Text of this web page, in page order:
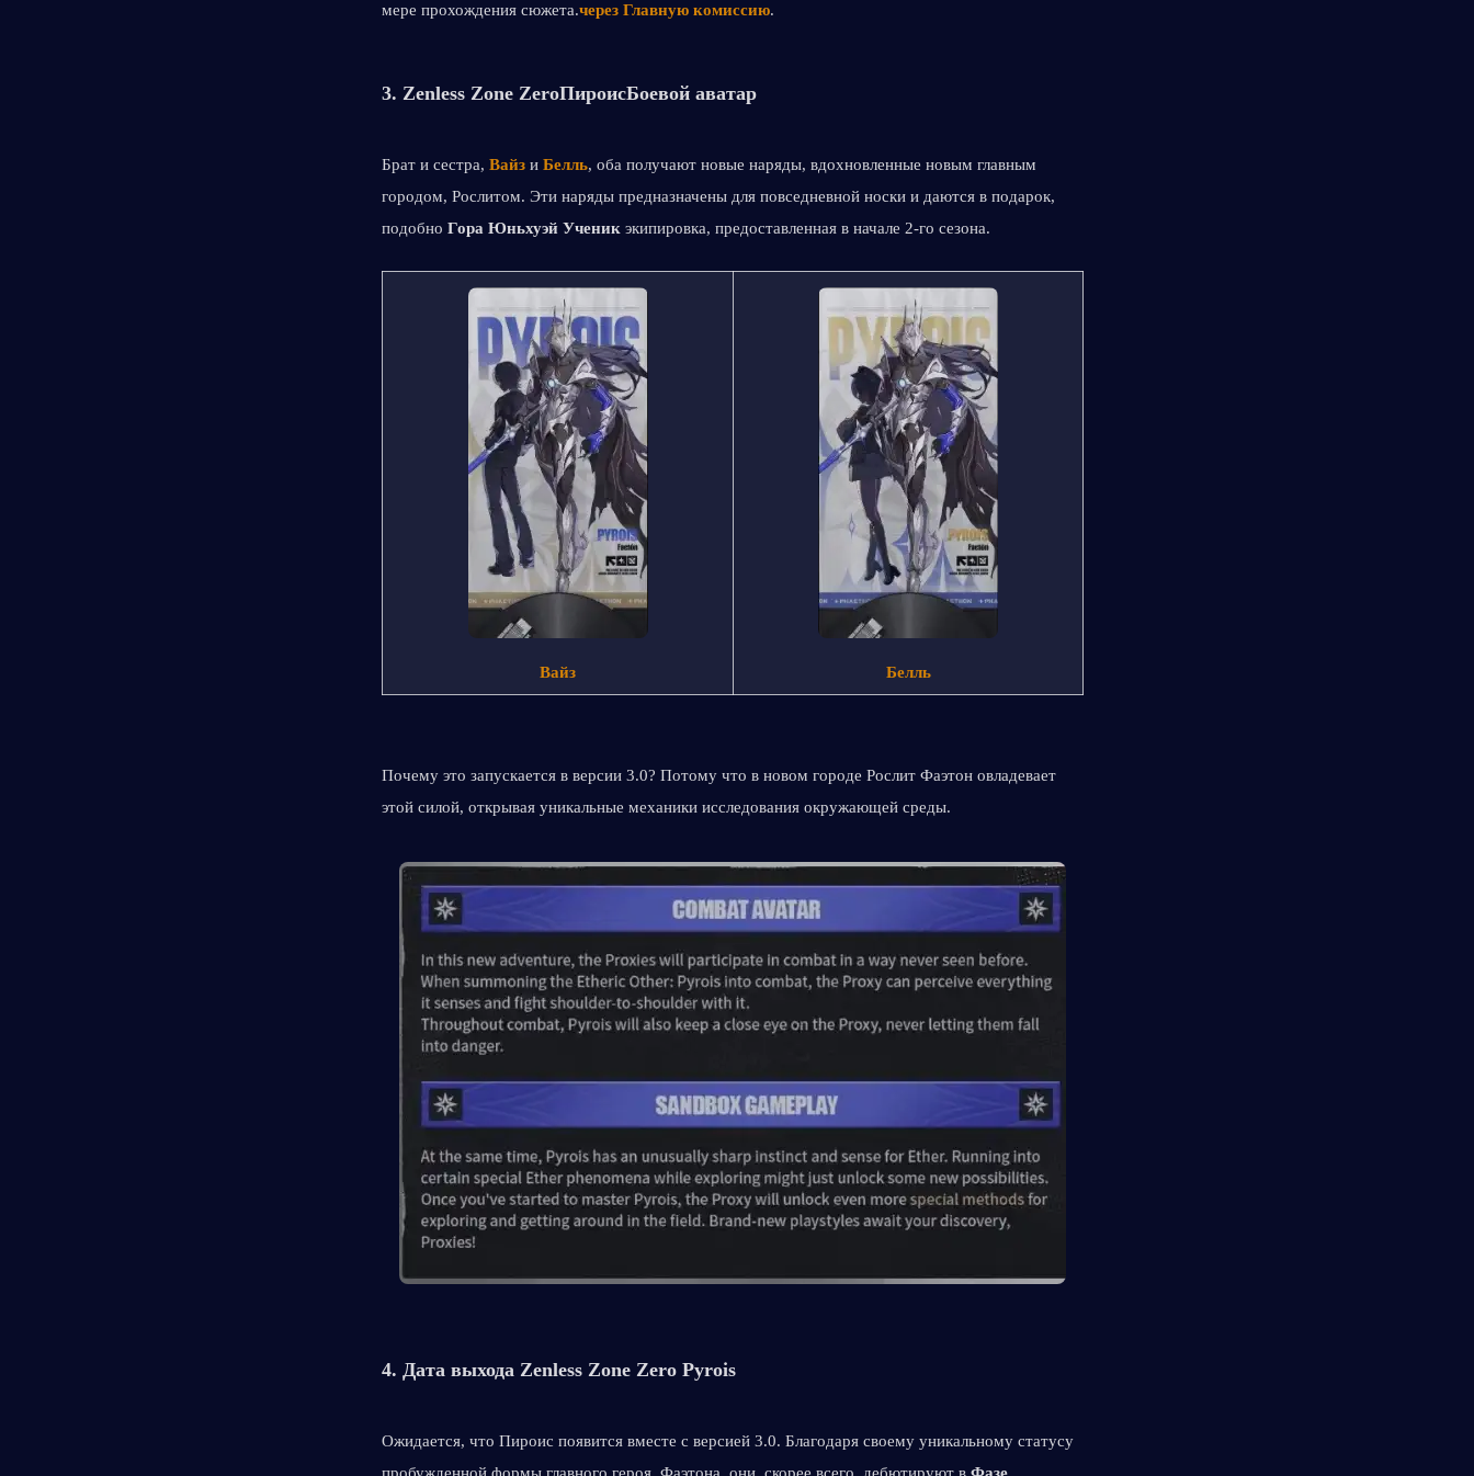
мере прохождения сюжета.через Главную комиссию.
3. Zenless Zone ZeroПироисБоевой аватар
Брат и сестра, Вайз и Белль, оба получают новые наряды, вдохновленные новым главным
городом, Рослитом. Эти наряды предназначены для повседневной носки и даются в подарок,
подобно Гора Юньхуэй Ученик экипировка, предоставленная в начале 2-го сезона.
Вайз Белль
Почему это запускается в версии 3.0? Потому что в новом городе Рослит Фаэтон овладевает
этой силой, открывая уникальные механики исследования окружающей среды.
4. Дата выхода Zenless Zone Zero Pyrois
Ожидается, что Пироис появится вместе с версией 3.0. Благодаря своему уникальному статусу